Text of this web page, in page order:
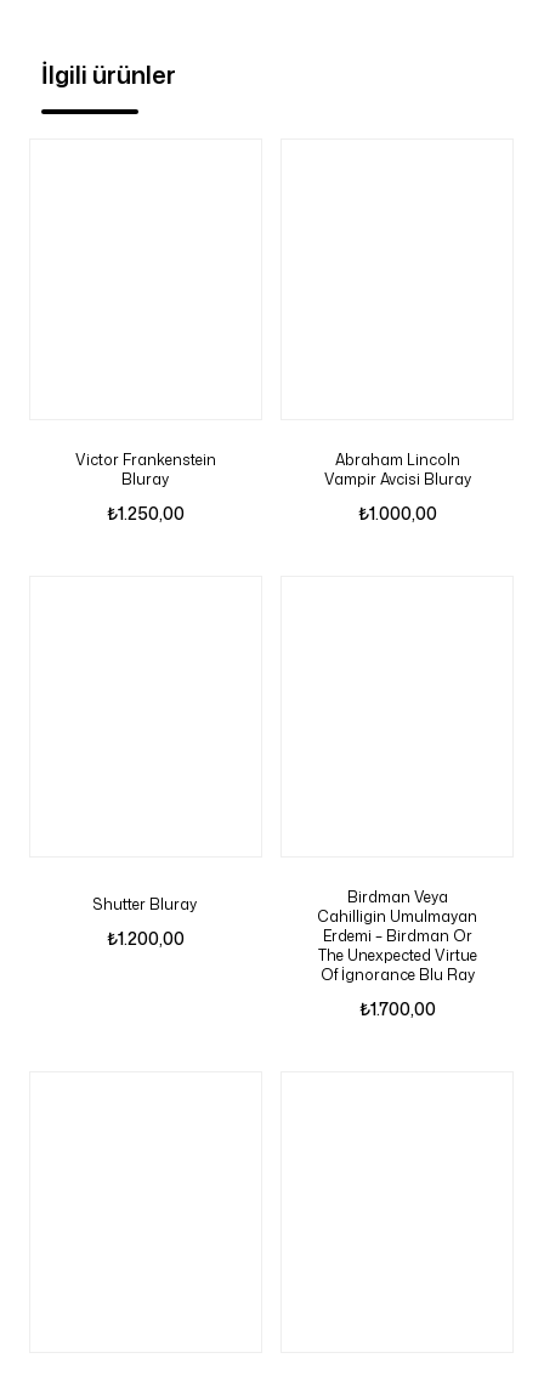
İlgili ürünler
Victor Frankenstein
Bluray
₺1.250,00
Abraham Lincoln
Vampir Avcisi Bluray
₺1.000,00
Shutter Bluray
₺1.200,00
Birdman Veya
Cahilligin Umulmayan
Erdemi – Birdman Or
The Unexpected Virtue
Of İgnorance Blu Ray
₺1.700,00